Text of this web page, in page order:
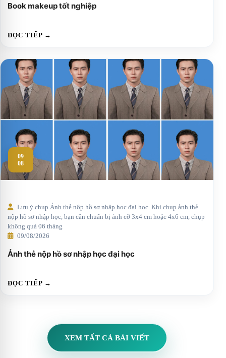
Book makeup tốt nghiệp
ĐỌC TIẾP →
09
08
Lưu ý chụp Ảnh thẻ nộp hồ sơ nhập học đại học. Khi chụp ảnh thẻ
nộp hồ sơ nhập học, bạn cần chuẩn bị ảnh cỡ 3x4 cm hoặc 4x6 cm, chụp
không quá 06 tháng
09/08/2026
Ảnh thẻ nộp hồ sơ nhập học đại học
ĐỌC TIẾP →
XEM TẤT CẢ BÀI VIẾT